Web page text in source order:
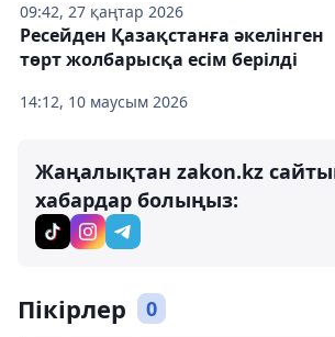
09:42, 27 қаңтар 2026
14:12, 10 маусым 2026
Ресейден Қазақстанға әкелінген
төрт жолбарысқа есім берілді
Жаңалықтан zakon.kz
хабардар болыңыз:
Пікірлер 0